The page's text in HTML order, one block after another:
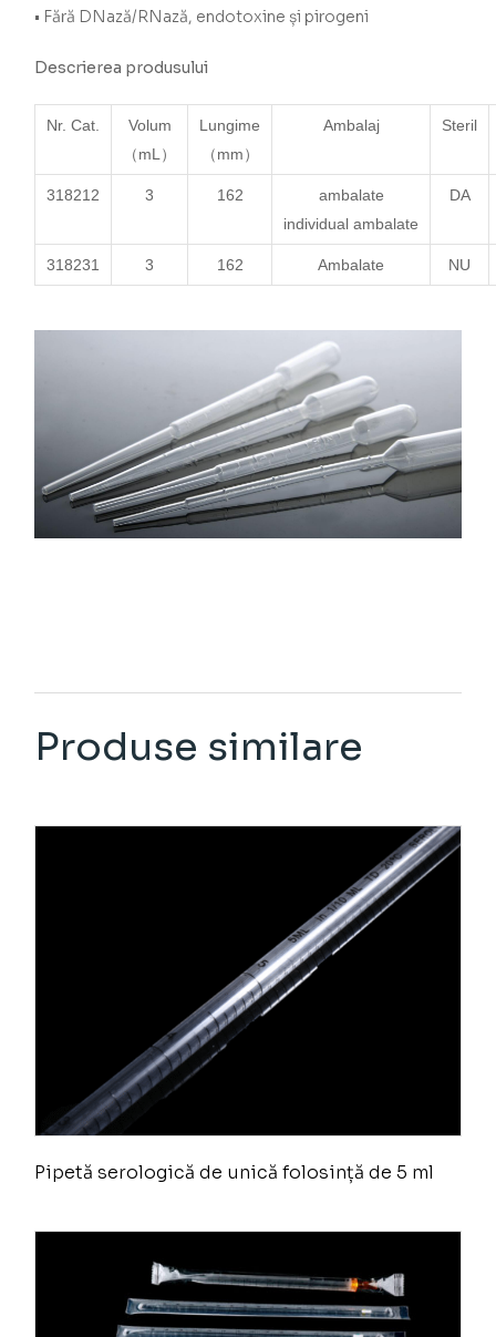
• Fără DNază/RNază, endotoxine și pirogeni
Descrierea produsului
Nr. Cat.
Volum
（mL）
Lungime
（mm）
Ambalaj Steril
318212 3 162
ambalate
individualambalate
DA
318231 3 162 Ambalate NU
Produse similare
Pipetă serologică de unică folosință de 5 ml